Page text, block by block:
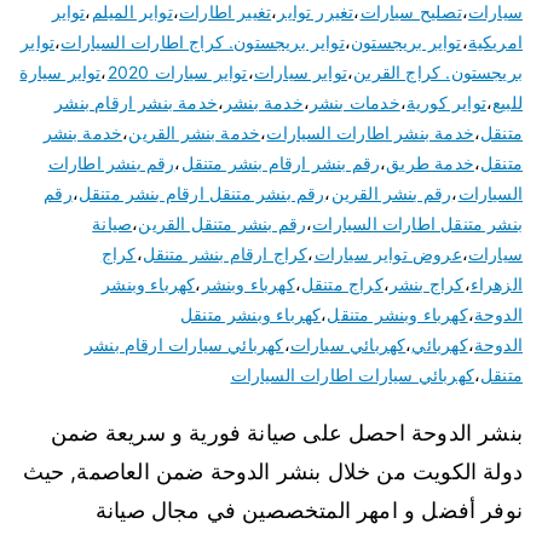
سيارات،تصليح سيارات،تغيرر تواير ،تغيير اطارات،تواير الميلم،تواير
امريكية،تواير بريجستون،تواير بريجستون. كراج اطارات السيارات،تواير
بريجستون. كراج القرين،تواير سيارات،تواير سيارات 2020 ،تواير سيارة
للبيع،تواير كورية،خدمات بنشر ،خدمة بنشر ،خدمة بنشر ارقام بنشر
متنقل،خدمة بنشر اطارات السيارات،خدمة بنشر القرين،خدمة بنشر
متنقل،خدمة طريق،رقم بنشر ارقام بنشر متنقل،رقم بنشر اطارات
السيارات،رقم بنشر القرين،رقم بنشر متنقل ارقام بنشر متنقل،رقم
بنشر متنقل اطارات السيارات،رقم بنشر متنقل القرين،صيانة
سيارات،عروض تواير سيارات،كراج ارقام بنشر متنقل،كراج
الزهراء،كراج بنشر ،كراج متنقل،كهرباء وبنشر ،كهرباء وبنشر
الدوحة،كهرباء وبنشر متنقل،كهرباء وبنشر متنقل
الدوحة،كهربائي،كهربائي سيارات،كهربائي سيارات ارقام بنشر
متنقل،كهربائي سيارات اطارات السيارات
بنشر الدوحة احصل على صيانة فورية و سريعة ضمن
دولة الكويت من خلال بنشر الدوحة ضمن العاصمة, حيث
نوفر أفضل و امهر المتخصصين في مجال صيانة